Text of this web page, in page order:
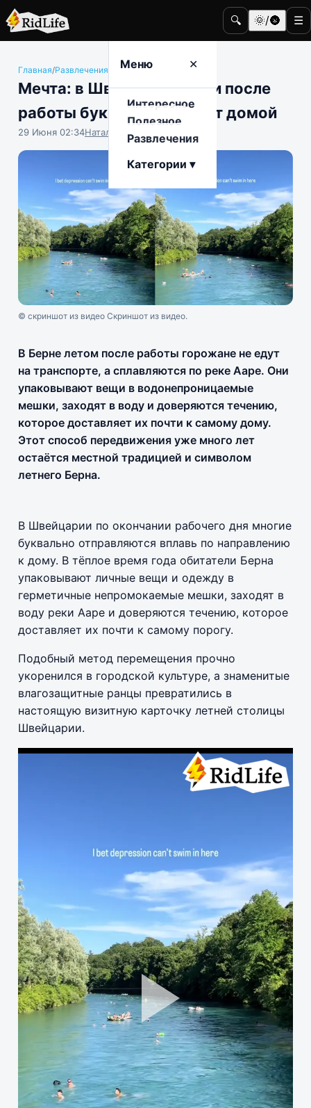
🔍 🌞/🌚 ☰
Меню ✕
Интересное
Полезное
Развлечения
Категории ▾
Главная/Развлечения Общество
Мечта: в Швейцарии люди после
работы буквально плывут домой
29 Июня 02:34Наталья Герасимова
© скриншот из видео Скриншот из видео.
В Берне летом после работы горожане не едут
на транспорте, а сплавляются по реке Ааре. Они
упаковывают вещи в водонепроницаемые
мешки, заходят в воду и доверяются течению,
которое доставляет их почти к самому дому.
Этот способ передвижения уже много лет
остаётся местной традицией и символом
летнего Берна.
В Швейцарии по окончании рабочего дня многие
буквально отправляются вплавь по направлению
к дому. В тёплое время года обитатели Берна
упаковывают личные вещи и одежду в
герметичные непромокаемые мешки, заходят в
воду реки Ааре и доверяются течению, которое
доставляет их почти к самому порогу.
Подобный метод перемещения прочно
укоренился в городской культуре, а знаменитые
влагозащитные ранцы превратились в
настоящую визитную карточку летней столицы
Швейцарии.